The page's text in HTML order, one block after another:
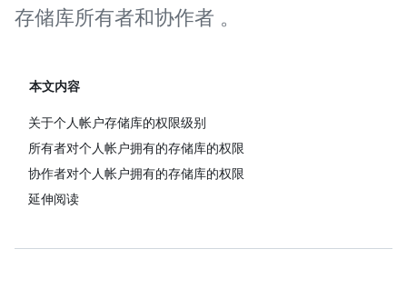
存储库所有者和协作者 。
本文内容
关于个人帐户存储库的权限级别
所有者对个人帐户拥有的存储库的权限
协作者对个人帐户拥有的存储库的权限
延伸阅读